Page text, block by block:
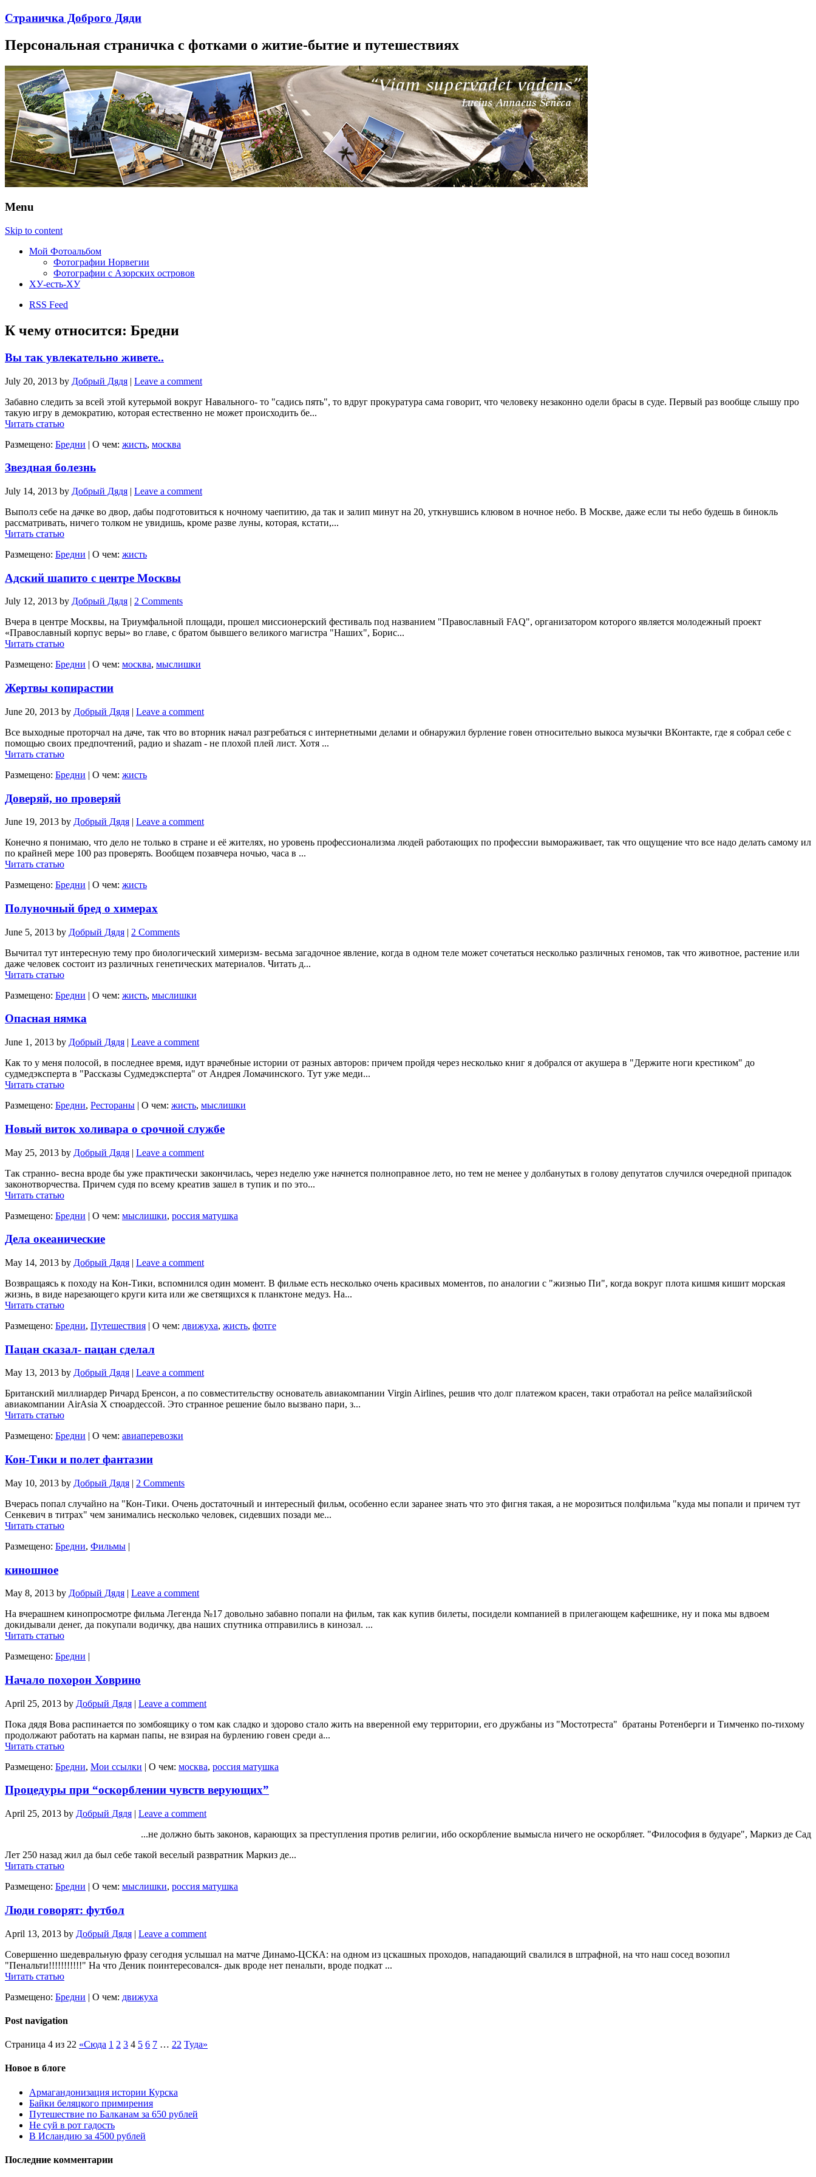
Страничка Доброго Дяди
Персональная страничка с фотками о житие-бытие и путешествиях
Menu
Skip to content
Мой Фотоальбом
Фотографии Норвегии
Фотографии с Азорских островов
ХУ-есть-ХУ
RSS Feed
К чему относится: Бредни
Вы так увлекательно живете..
July 20, 2013 by Добрый Дядя | Leave a comment
Забавно следить за всей этой кутерьмой вокруг Навального- то "садись пять", то вдруг прокуратура сама говорит, что человеку незаконно одели брасы в суде. Первый раз вообще слышу про
такую игру в демократию, которая естественно не может происходить бе...
Читать статью
Размещено: Бредни | О чем: жисть, москва
Звездная болезнь
July 14, 2013 by Добрый Дядя | Leave a comment
Выполз себе на дачке во двор, дабы подготовиться к ночному чаепитию, да так и залип минут на 20, уткнувшись клювом в ночное небо. В Москве, даже если ты небо будешь в бинокль
рассматривать, ничего толком не увидишь, кроме разве луны, которая, кстати,...
Читать статью
Размещено: Бредни | О чем: жисть
Адский шапито с центре Москвы
July 12, 2013 by Добрый Дядя | 2 Comments
Вчера в центре Москвы, на Триумфальной площади, прошел миссионерский фестиваль под названием "Православный FAQ", организатором которого является молодежный проект
«Православный корпус веры» во главе, с братом бывшего великого магистра "Наших", Борис...
Читать статью
Размещено: Бредни | О чем: москва, мыслишки
Жертвы копирастии
June 20, 2013 by Добрый Дядя | Leave a comment
Все выходные проторчал на даче, так что во вторник начал разгребаться с интернетными делами и обнаружил бурление говен относительно выкоса музычки ВКонтакте, где я собрал себе с
помощью своих предпочтений, радио и shazam - не плохой плей лист. Хотя ...
Читать статью
Размещено: Бредни | О чем: жисть
Доверяй, но проверяй
June 19, 2013 by Добрый Дядя | Leave a comment
Конечно я понимаю, что дело не только в стране и её жителях, но уровень профессионализма людей работающих по профессии вымораживает, так что ощущение что все надо делать самому ил
по крайней мере 100 раз проверять. Вообщем позавчера ночью, часа в ...
Читать статью
Размещено: Бредни | О чем: жисть
Полуночный бред о химерах
June 5, 2013 by Добрый Дядя | 2 Comments
Вычитал тут интересную тему про биологический химеризм- весьма загадочное явление, когда в одном теле может сочетаться несколько различных геномов, так что животное, растение или
даже человек состоит из различных генетических материалов. Читать д...
Читать статью
Размещено: Бредни | О чем: жисть, мыслишки
Опасная нямка
June 1, 2013 by Добрый Дядя | Leave a comment
Как то у меня полосой, в последнее время, идут врачебные истории от разных авторов: причем пройдя через несколько книг я добрался от акушера в "Держите ноги крестиком" до
судмедэксперта в "Рассказы Судмедэксперта" от Андрея Ломачинского. Тут уже меди...
Читать статью
Размещено: Бредни, Рестораны | О чем: жисть, мыслишки
Новый виток холивара о срочной службе
May 25, 2013 by Добрый Дядя | Leave a comment
Так странно- весна вроде бы уже практически закончилась, через неделю уже начнется полноправное лето, но тем не менее у долбанутых в голову депутатов случился очередной припадок
законотворчества. Причем судя по всему креатив зашел в тупик и по это...
Читать статью
Размещено: Бредни | О чем: мыслишки, россия матушка
Дела океанические
May 14, 2013 by Добрый Дядя | Leave a comment
Возвращаясь к походу на Кон-Тики, вспомнился один момент. В фильме есть несколько очень красивых моментов, по аналогии с "жизнью Пи", когда вокруг плота кишмя кишит морская
жизнь, в виде нарезающего круги кита или же светящихся к планктоне медуз. На...
Читать статью
Размещено: Бредни, Путешествия | О чем: движуха, жисть, фотге
Пацан сказал- пацан сделал
May 13, 2013 by Добрый Дядя | Leave a comment
Британский миллиардер Ричард Бренсон, а по совместительству основатель авиакомпании Virgin Airlines, решив что долг платежом красен, таки отработал на рейсе малайзийской
авиакомпании AirAsia X стюардессой. Это странное решение было вызвано пари, з...
Читать статью
Размещено: Бредни | О чем: авиаперевозки
Кон-Тики и полет фантазии
May 10, 2013 by Добрый Дядя | 2 Comments
Вчерась попал случайно на "Кон-Тики. Очень достаточный и интересный фильм, особенно если заранее знать что это фигня такая, а не морозиться полфильма "куда мы попали и причем тут
Сенкевич в титрах" чем занимались несколько человек, сидевших позади ме...
Читать статью
Размещено: Бредни, Фильмы |
киношное
May 8, 2013 by Добрый Дядя | Leave a comment
На вчерашнем кинопросмотре фильма Легенда №17 довольно забавно попали на фильм, так как купив билеты, посидели компанией в прилегающем кафешнике, ну и пока мы вдвоем
докидывали денег, да покупали водичку, два наших спутника отправились в кинозал. ...
Читать статью
Размещено: Бредни |
Начало похорон Ховрино
April 25, 2013 by Добрый Дядя | Leave a comment
Пока дядя Вова распинается по зомбоящику о том как сладко и здорово стало жить на вверенной ему территории, его дружбаны из "Мостотреста" братаны Ротенберги и Тимченко по-тихому
продолжают работать на карман папы, не взирая на бурлению говен среди а...
Читать статью
Размещено: Бредни, Мои ссылки | О чем: москва, россия матушка
Процедуры при “оскорблении чувств верующих”
April 25, 2013 by Добрый Дядя | Leave a comment
...не должно быть законов, карающих за преступления против религии, ибо оскорбление вымысла ничего не оскорбляет. "Философия в будуаре", Маркиз де Сад
Лет 250 назад жил да был себе такой веселый развратник Маркиз де...
Читать статью
Размещено: Бредни | О чем: мыслишки, россия матушка
Люди говорят: футбол
April 13, 2013 by Добрый Дядя | Leave a comment
Совершенно шедевральную фразу сегодня услышал на матче Динамо-ЦСКА: на одном из цскашных проходов, нападающий свалился в штрафной, на что наш сосед возопил
"Пенальти!!!!!!!!!!!" На что Деник поинтересовался- дык вроде нет пенальти, вроде подкат ...
Читать статью
Размещено: Бредни | О чем: движуха
Post navigation
Страница 4 из 22 «Сюда 1 2 3 4 5 6 7 … 22 Туда»
Новое в блоге
Армагандонизация истории Курска
Байки беляцкого примирения
Путешествие по Балканам за 650 рублей
Не суй в рот гадость
В Исландию за 4500 рублей
Последние комментарии